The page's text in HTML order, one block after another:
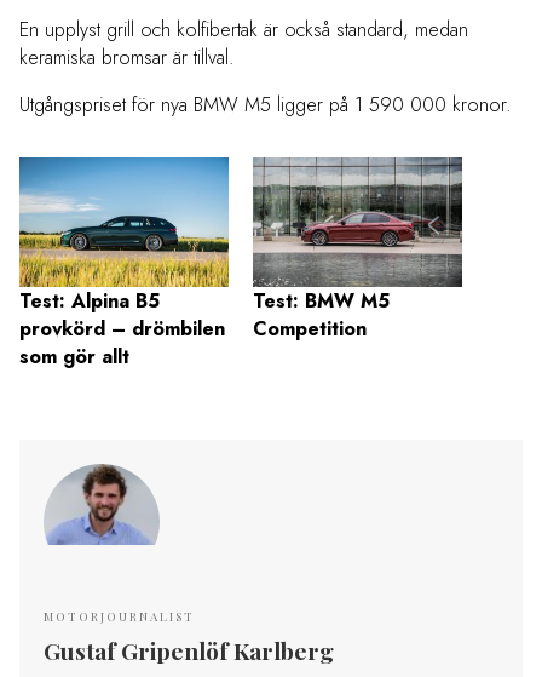
En upplyst grill och kolfibertak är också standard, medan
keramiska bromsar är tillval.
Utgångspriset för nya BMW M5 ligger på 1 590 000 kronor.
Test: Alpina B5
provkörd – drömbilen
som gör allt
Test: BMW M5
Competition
MOTORJOURNALIST
Gustaf Gripenlöf Karlberg